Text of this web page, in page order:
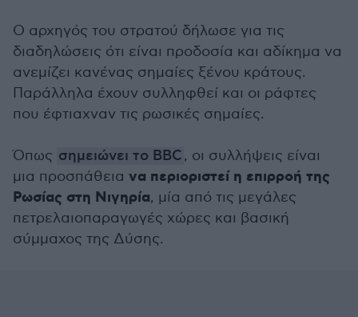
Ο αρχηγός του στρατού δήλωσε για τις
διαδηλώσεις ότι είναι προδοσία και αδίκημα να
ανεμίζει κανένας σημαίες ξένου κράτους.
Παράλληλα έχουν συλληφθεί και οι ράφτες
που έφτιαχναν τις ρωσικές σημαίες.
Όπως σημειώνει το BBC, οι συλλήψεις είναι
μια προσπάθεια να περιοριστεί η επιρροή της
Ρωσίας στη Νιγηρία, μία από τις μεγάλες
πετρελαιοπαραγωγές χώρες και βασική
σύμμαχος της Δύσης.